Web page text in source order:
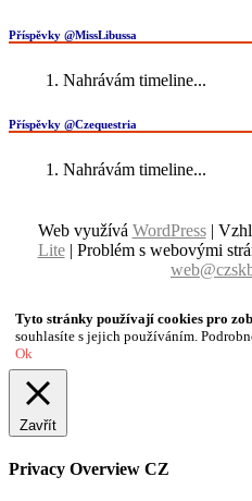
Příspěvky @MissLibussa
Nahrávám timeline...
Příspěvky @Czequestria
Nahrávám timeline...
Web využívá WordPress|
Lite| Problém s webovými
Tyto stránky používají cookies pro
souhlasíte s jejich používáním.
Ok
Zavřít
Privacy Overview CZ